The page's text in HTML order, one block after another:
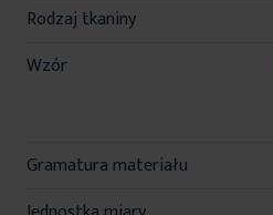
Rodzaj tkaniny
Wzór
Gramatura materiału